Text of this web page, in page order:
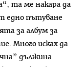
та ме накара да
едно пътуване
за албум за
Много исках да
дължина.